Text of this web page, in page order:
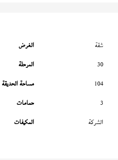
شقة الغرض
30 المرحلة
104 مساحة الحديقة
3 حمامات
الشركة المكيفات